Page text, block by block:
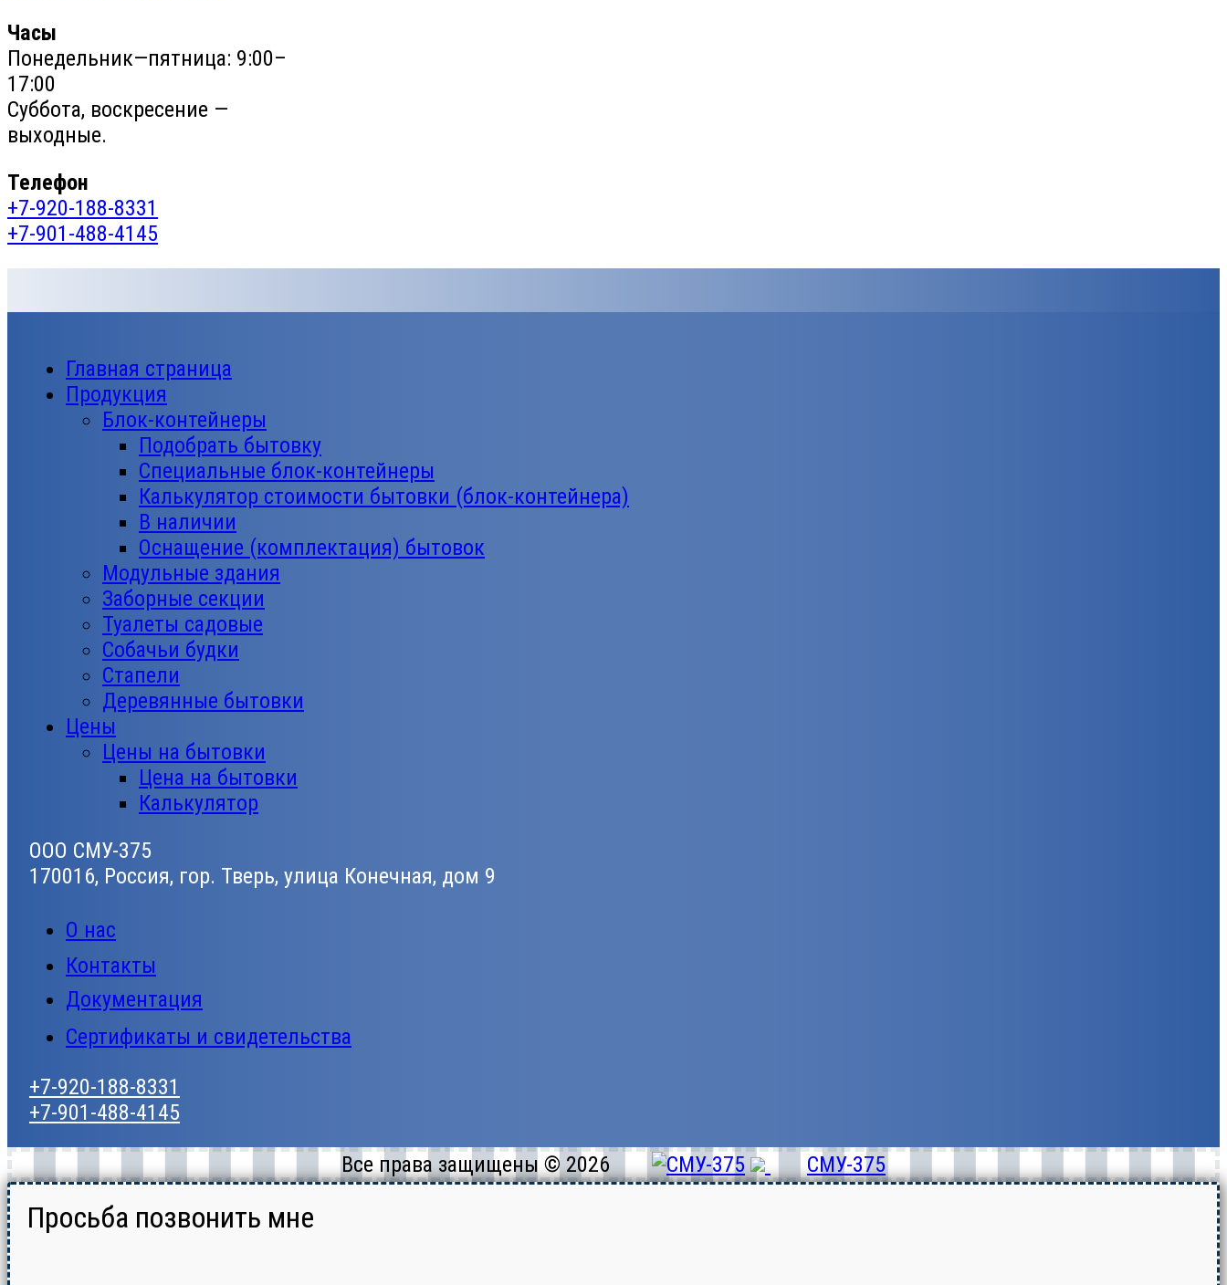
Часы
Понедельник—пятница: 9:00–
17:00
Суббота, воскресение —
выходные.
Телефон
+7-920-188-8331
+7-901-488-4145
Главная страница
Продукция
Блок-контейнеры
Подобрать бытовку
Специальные блок-контейнеры
Калькулятор стоимости бытовки (блок-контейнера)
В наличии
Оснащение (комплектация) бытовок
Модульные здания
Заборные секции
Туалеты садовые
Собачьи будки
Стапели
Деревянные бытовки
Цены
Цены на бытовки
Цена на бытовки
Калькулятор
ООО СМУ-375
170016, Россия, гор. Тверь, улица Конечная, дом 9
О нас
Контакты
Документация
Сертификаты и свидетельства
+7-920-188-8331
+7-901-488-4145
Все права защищены © 2026 СМУ-375
Просьба позвонить мне